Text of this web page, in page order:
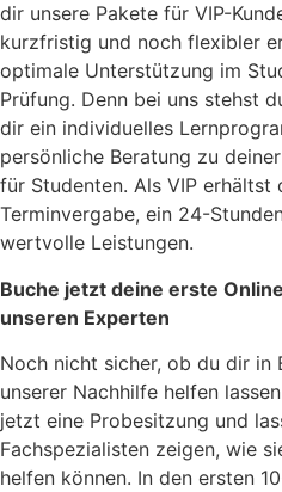
dir unsere Pakete für VIP-
kurzfristig und noch flexibler
optimale Unterstützung im
Prüfung. Denn bei uns stehst
dir ein individuelles
persönliche Beratung zu
für Studenten. Als VIP erhältst
Terminvergabe, ein 24-
wertvolle Leistungen.
Buche jetzt deine erste
unseren Experten
Noch nicht sicher, ob du dir in
unserer Nachhilfe helfen
jetzt eine Probesitzung und
Fachspezialisten zeigen, wie
helfen können. In den ersten